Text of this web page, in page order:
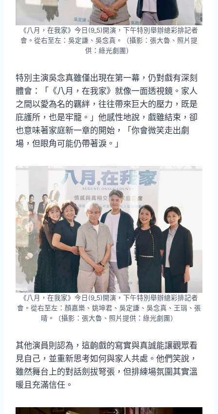
《八月，在我家》今日(9_5)開演，下午特別舉辦總彩排記者
會。從右至左：吳定謙、吳念真。（攝影：張大魯、照片提
供：綠光劇團）
特別主演吳念真雖僅出現在第一幕，仍對戲有深刻
體會：「《八月，在我家》就像一面透視鏡。家人
之間以愛為名的羈絆，往往帶來巨大的壓力，既是
庇護所，也是牢籠。」他感性地說，戲雖結束，卻
也意味著家庭新一章的開始，「你會微笑走出劇
場，但眼角可能仍帶著淚。」
《八月，在我家》今日(9_5)開演，下午特別舉辦總彩排記者
會。從右至左：顏嘉樂、姚坤君、吳定謙、吳念真、王琄、張
晴。（攝影：張大魯、照片提供：綠光劇團）
其他演員則認為，這齣戲的寫實與真誠能讓觀眾看
見自己，並重新思考如何與家人共處。他們笑說，
雖然舞台上的對話劍拔弩張，但排練場氛圍其實溫
暖且充滿信任。